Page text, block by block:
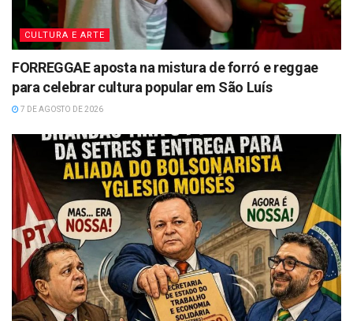
CULTURA E ARTE
FORREGGAE aposta na mistura de forró e reggae
para celebrar cultura popular em São Luís
7 DE AGOSTO DE 2026